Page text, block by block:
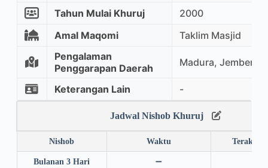
Tahun Mulai Khuruj
2000
Amal Maqomi
Taklim Masjid
Pengalaman
Penggarapan Daerah
Madura, Jember,
Keterangan Lain -
Jadwal Nishob Khuruj
Nishob Waktu Terakhir
Bulanan 3 Hari ➖